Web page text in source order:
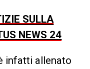
SULLA
NEWS 24
infatti allenato